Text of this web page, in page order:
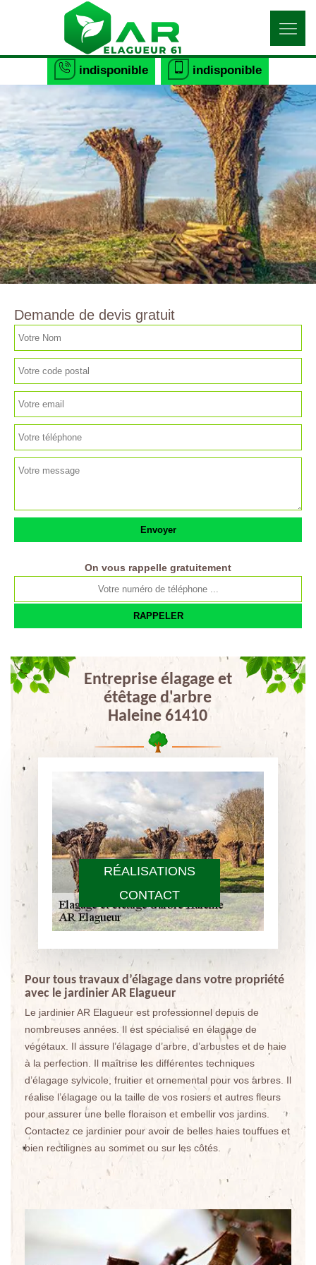
indisponible indisponible
RÉALISATIONS
CONTACT
Demande de devis gratuit
On vous rappelle gratuitement
Entreprise élagage et
étêtage d'arbre
Haleine 61410
Pour tous travaux d’élagage dans votre propriété
avec le jardinier AR Elagueur
Le jardinier AR Elagueur est professionnel depuis de
nombreuses années. Il est spécialisé en élagage de
végétaux. Il assure l’élagage d’arbre, d’arbustes et de haie
à la perfection. Il maîtrise les différentes techniques
d’élagage sylvicole, fruitier et ornemental pour vos arbres. Il
réalise l’élagage ou la taille de vos rosiers et autres fleurs
pour assurer une belle floraison et embellir vos jardins.
Contactez ce jardinier pour avoir de belles haies touffues et
bien rectilignes au sommet ou sur les côtés.